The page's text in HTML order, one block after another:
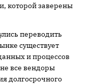
которой заверены
переводить
существует
и процессов
все вендоры
долгосрочного